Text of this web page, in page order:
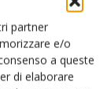
partner
e/o
a queste
di elaborare